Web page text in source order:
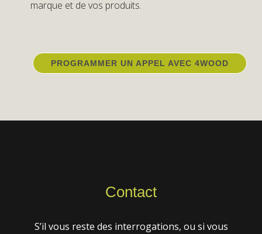
marque et de vos produits.
PROGRAMMER UN APPEL AVEC 4WOOD
Contact
S’il vous reste des interrogations, ou si vous